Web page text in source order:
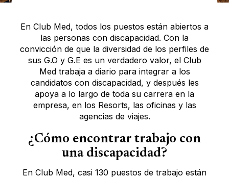
En Club Med, todos los puestos están abiertos a
las personas con discapacidad. Con la
convicción de que la diversidad de los perfiles de
sus G.O y G.E es un verdadero valor, el Club
Med trabaja a diario para integrar a los
candidatos con discapacidad, y después les
apoya a lo largo de toda su carrera en la
empresa, en los Resorts, las oficinas y las
agencias de viajes.
¿Cómo encontrar trabajo con
una discapacidad?
En Club Med, casi 130 puestos de trabajo están